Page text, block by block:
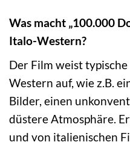
Was macht „100.000
Italo-Western?
Der Film weist
Western auf, wie z.B.
Bilder, einen
düstere Atmosphäre.
und von italienischen